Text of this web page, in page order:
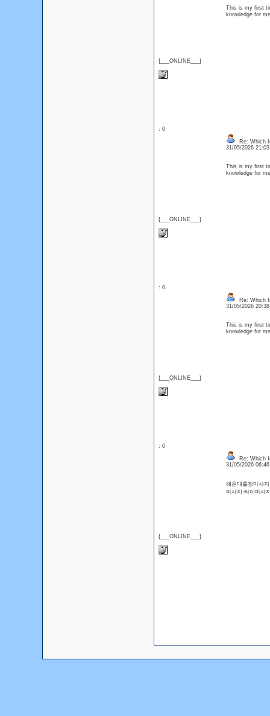
{___ONLINE___}
This is my first
knowledge for
: 0
{___ONLINE___}
Re: Which
31/05/2026
This is my first
knowledge for
: 0
{___ONLINE___}
Re: Which
31/05/2026
This is my first
knowledge for
: 0
{___ONLINE___}
Re: Which
31/05/2026
해운대출장마사
마사지·타이마